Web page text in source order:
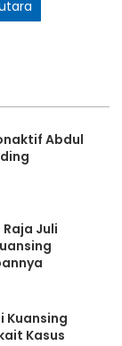
Abdul
Juli
Kuansing
Kasus